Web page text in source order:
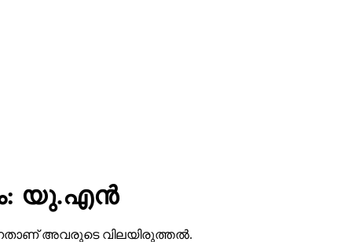
യു.എന്‍
അവരുടെ വിലയിരുത്തല്‍.